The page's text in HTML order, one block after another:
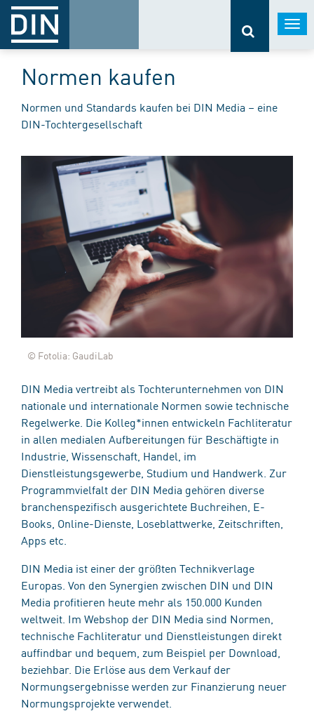
Normen kaufen
Normen und Standards kaufen bei DIN Media – eine
DIN-Tochtergesellschaft
© Fotolia: GaudiLab
DIN Media vertreibt als Tochterunternehmen von DIN
nationale und internationale Normen sowie technische
Regelwerke. Die Kolleg*innen entwickeln Fachliteratur
in allen medialen Aufbereitungen für Beschäftigte in
Industrie, Wissenschaft, Handel, im
Dienstleistungsgewerbe, Studium und Handwerk. Zur
Programmvielfalt der DIN Media gehören diverse
branchenspezifisch ausgerichtete Buchreihen, E-
Books, Online-Dienste, Loseblattwerke, Zeitschriften,
Apps etc.
DIN Media ist einer der größten Technikverlage
Europas. Von den Synergien zwischen DIN und DIN
Media profitieren heute mehr als 150.000 Kunden
weltweit. Im Webshop der DIN Media sind Normen,
technische Fachliteratur und Dienstleistungen direkt
auffindbar und bequem, zum Beispiel per Download,
beziehbar. Die Erlöse aus dem Verkauf der
Normungsergebnisse werden zur Finanzierung neuer
Normungsprojekte verwendet.